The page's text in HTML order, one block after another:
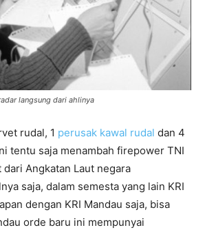
langsung dari ahlinya
rudal, 1 perusak kawal rudal dan 4
tentu saja menambah firepower TNI
Angkatan Laut negara
saja, dalam semesta yang lain KRI
dengan KRI Mandau saja, bisa
orde baru ini mempunyai